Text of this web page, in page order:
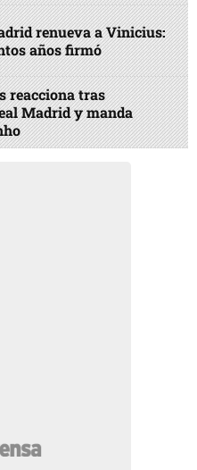
renueva a Vinicius:
años firmó
reacciona tras
Madrid y manda